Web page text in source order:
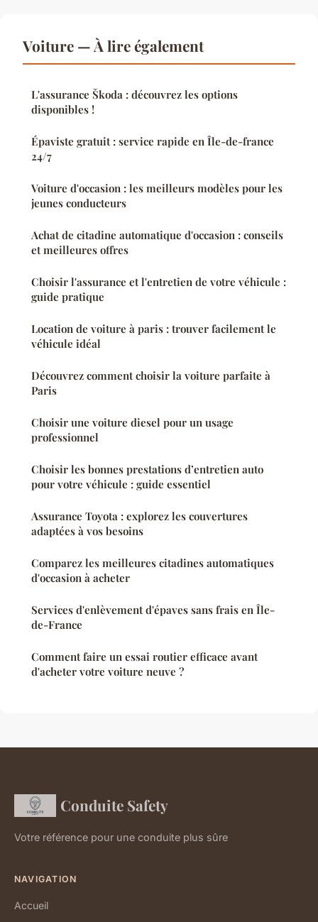
Voiture — À lire également
L'assurance Škoda : découvrez les options
disponibles !
Épaviste gratuit : service rapide en Île-de-france
24/7
Voiture d'occasion : les meilleurs modèles pour les
jeunes conducteurs
Achat de citadine automatique d'occasion : conseils
et meilleures offres
Choisir l'assurance et l'entretien de votre véhicule :
guide pratique
Location de voiture à paris : trouver facilement le
véhicule idéal
Découvrez comment choisir la voiture parfaite à
Paris
Choisir une voiture diesel pour un usage
professionnel
Choisir les bonnes prestations d’entretien auto
pour votre véhicule : guide essentiel
Assurance Toyota : explorez les couvertures
adaptées à vos besoins
Comparez les meilleures citadines automatiques
d'occasion à acheter
Services d'enlèvement d'épaves sans frais en Île-
de-France
Comment faire un essai routier efficace avant
d'acheter votre voiture neuve ?
Conduite Safety
Votre référence pour une conduite plus sûre
NAVIGATION
Accueil